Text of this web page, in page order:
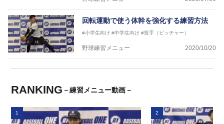
回転運動で使う体幹を強化する練習方法
#小学生向け #中学生向け #投手（ピッチャー）
野球練習メニュー 2020/10/20
RANKING －練習メニュー動画－
1 2